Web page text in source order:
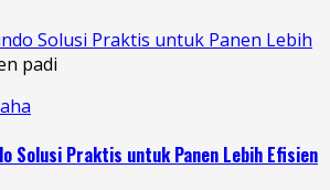
Solusi Praktis untuk Panen Lebih
Solusi Praktis untuk Panen Lebih Efisien